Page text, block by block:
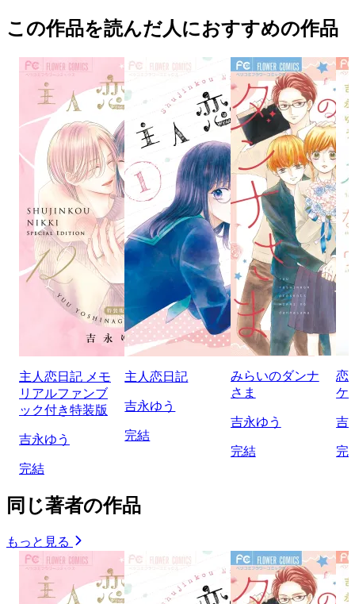
この作品を読んだ人におすすめの作品
主人恋日記 メモ
リアルファンブ
ック付き特装版
吉永ゆう
完結
主人恋日記
吉永ゆう
完結
みらいのダンナ
さま
吉永ゆう
完結
恋
ケ
吉
完
同じ著者の作品
もっと見る